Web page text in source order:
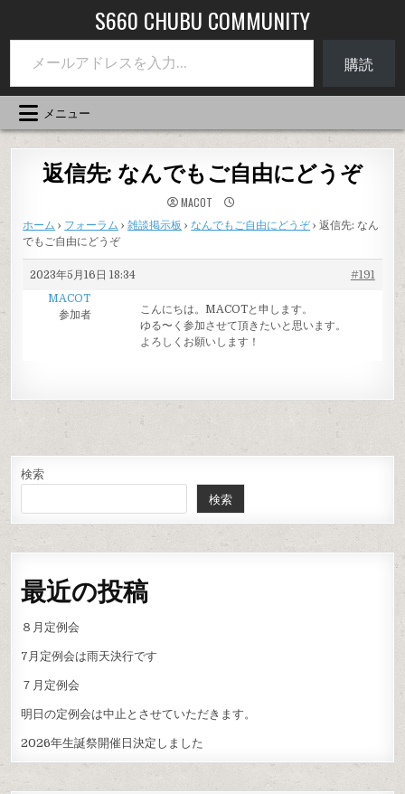
テ
へ
キ
S660 CHUBU COMMUNITY
メールアドレスを入力...
購読
メニュー
返信先: なんでもご自由にどうぞ
MACOT
ホーム › フォーラム › 雑談掲示板 › なんでもご自由にどうぞ › 返信先: なん
でもご自由にどうぞ
2023年5月16日 18:34
#191
MACOT
参加者
こんにちは。MACOTと申します。
ゆる〜く参加させて頂きたいと思います。
よろしくお願いします！
検索
検索
最近の投稿
８月定例会
7月定例会は雨天決行です
７月定例会
明日の定例会は中止とさせていただきます。
2026年生誕祭開催日決定しました